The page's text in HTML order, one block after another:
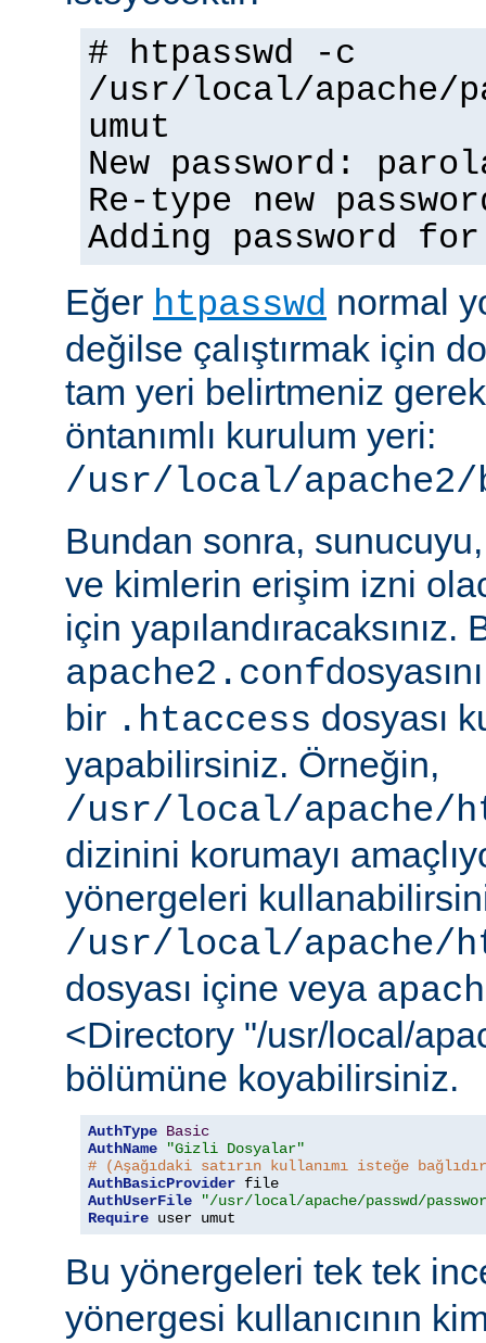
# htpasswd -c
/usr/local/apache/
umut
New password:
Re-type new
Adding password
Eğer htpasswd normal
değilse çalıştırmak için
tam yeri belirtmeniz
öntanımlı kurulum yeri:
/usr/local/apache2/
Bundan sonra,
ve kimlerin erişim izni
için yapılandıracaksınız.
apache2.conf
bir .htaccess dosyası
yapabilirsiniz. Örneğin,
/usr/local/apache/
dizinini korumayı
yönergeleri
/usr/local/apache/
dosyası içine veya
<Directory "/usr/local/
bölümüne koyabilirsiniz.
AuthType Basic
AuthName
"Gizli Dosyalar"
# (Aşağıdaki satırın kullanımı isteğe
AuthBasicProvider
AuthUserFile
"/usr/local/apache/passwd/
Require user umut
Bu yönergeleri tek tek
yönergesi kullanıcının